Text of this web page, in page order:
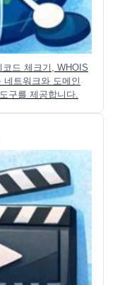
드 체크기, WHOIS
네트워크와 도메인
구를 제공합니다.